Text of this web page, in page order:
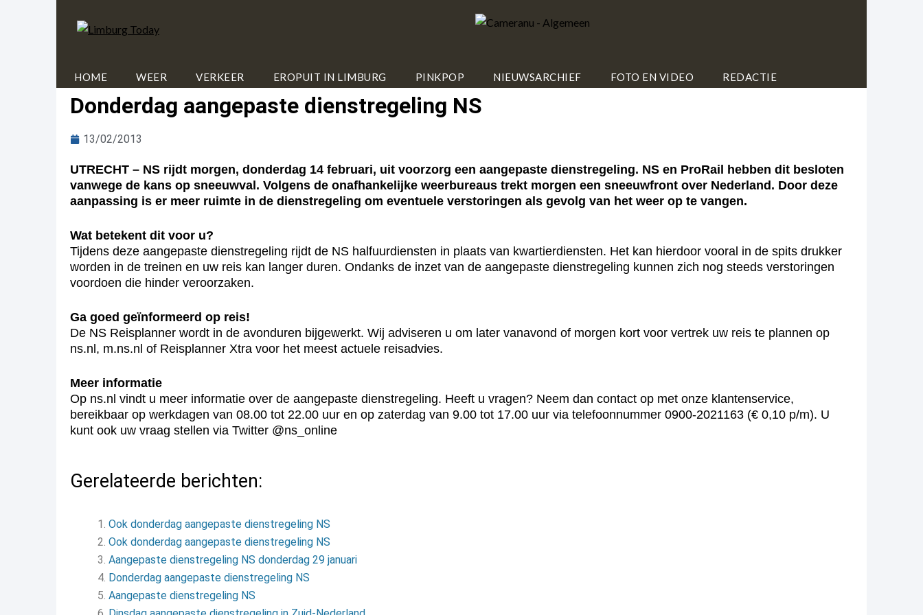
HOME WEER VERKEER EROPUIT IN LIMBURG PINKPOP NIEUWSARCHIEF FOTO EN VIDEO REDACTIE
Donderdag aangepaste dienstregeling NS
13/02/2013
UTRECHT – NS rijdt morgen, donderdag 14 februari, uit voorzorg een aangepaste dienstregeling. NS en ProRail hebben dit besloten
vanwege de kans op sneeuwval. Volgens de onafhankelijke weerbureaus trekt morgen een sneeuwfront over Nederland. Door deze
aanpassing is er meer ruimte in de dienstregeling om eventuele verstoringen als gevolg van het weer op te vangen.
Wat betekent dit voor u?
Tijdens deze aangepaste dienstregeling rijdt de NS halfuurdiensten in plaats van kwartierdiensten. Het kan hierdoor vooral in de spits drukker
worden in de treinen en uw reis kan langer duren. Ondanks de inzet van de aangepaste dienstregeling kunnen zich nog steeds verstoringen
voordoen die hinder veroorzaken.
Ga goed geïnformeerd op reis!
De NS Reisplanner wordt in de avonduren bijgewerkt. Wij adviseren u om later vanavond of morgen kort voor vertrek uw reis te plannen op
ns.nl, m.ns.nl of Reisplanner Xtra voor het meest actuele reisadvies.
Meer informatie
Op ns.nl vindt u meer informatie over de aangepaste dienstregeling. Heeft u vragen? Neem dan contact op met onze klantenservice,
bereikbaar op werkdagen van 08.00 tot 22.00 uur en op zaterdag van 9.00 tot 17.00 uur via telefoonnummer 0900-2021163 (€ 0,10 p/m). U
kunt ook uw vraag stellen via Twitter @ns_online
Gerelateerde berichten:
Ook donderdag aangepaste dienstregeling NS
Ook donderdag aangepaste dienstregeling NS
Aangepaste dienstregeling NS donderdag 29 januari
Donderdag aangepaste dienstregeling NS
Aangepaste dienstregeling NS